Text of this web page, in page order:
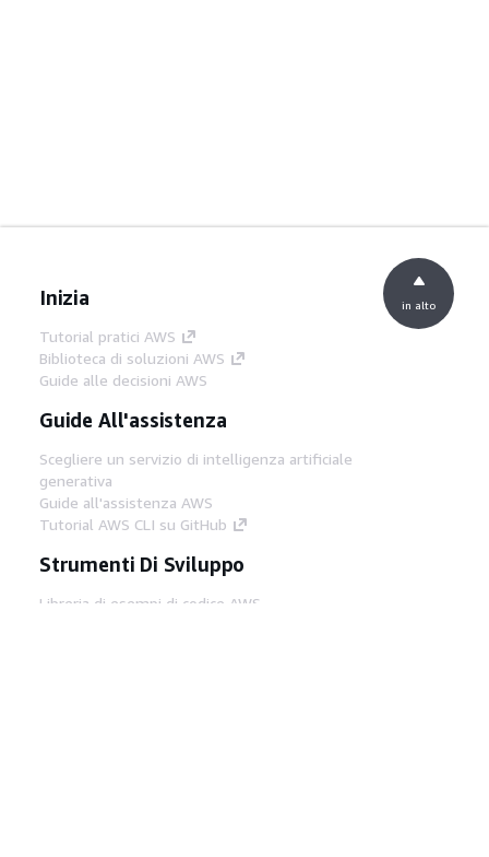
Inizia
Tutorial pratici AWS
Biblioteca di soluzioni AWS
Guide alle decisioni AWS
Guide All'assistenza
Scegliere un servizio di intelligenza artificiale
generativa
Guide all'assistenza AWS
Tutorial AWS CLI su GitHub
Strumenti Di Sviluppo
Libreria di esempi di codice AWS
in alto